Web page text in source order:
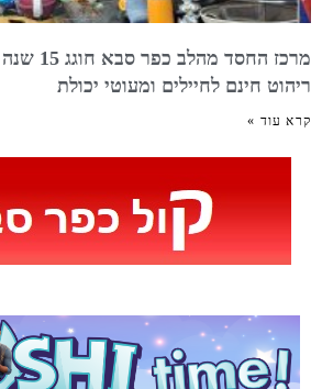
מרכז
ריהוט חינם לחיילים ומעוטי יכולת
קרא עוד »